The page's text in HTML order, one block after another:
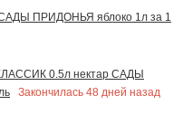
ПРИДОНЬЯ яблоко 1л за 1
0.5л нектар САДЫ
Закончилась 48 дней назад